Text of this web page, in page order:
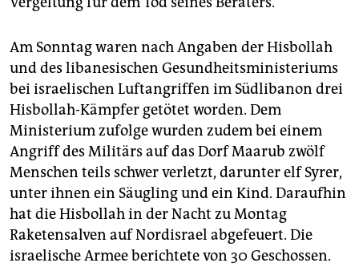
Am Sonntag waren nach Angaben der Hisbollah
und des libanesischen Gesundheitsministeriums
bei israelischen Luftangriffen im Südlibanon drei
Hisbollah-Kämpfer getötet worden. Dem
Ministerium zufolge wurden zudem bei einem
Angriff des Militärs auf das Dorf Maarub zwölf
Menschen teils schwer verletzt, darunter elf Syrer,
unter ihnen ein Säugling und ein Kind. Daraufhin
hat die Hisbollah in der Nacht zu Montag
Raketensalven auf Nord­israel abgefeuert. Die
israelische Armee berichtete von 30 Geschossen.